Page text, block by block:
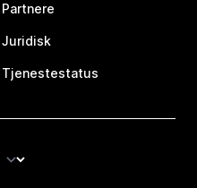
Partnere
Juridisk
Tjenestestatus